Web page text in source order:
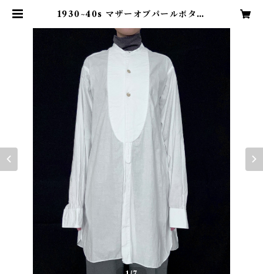
1930~40s マザーオブパールボタン
| TENN vintage